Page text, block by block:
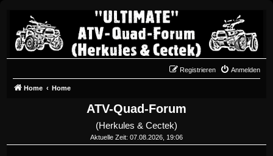
Anmelden
Registrieren
Home Home
ATV-Quad-Forum
(Herkules & Cectek)
Aktuelle Zeit: 07.08.2026, 19:06